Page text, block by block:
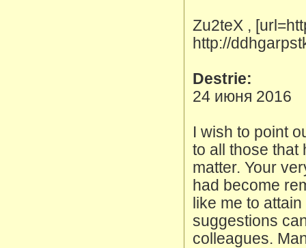
Zu2teX ,
http://
Destrie:
24 июня 2016
I wish to point
to all those that
matter. Your
had become
like me to
suggestions
colleagues.